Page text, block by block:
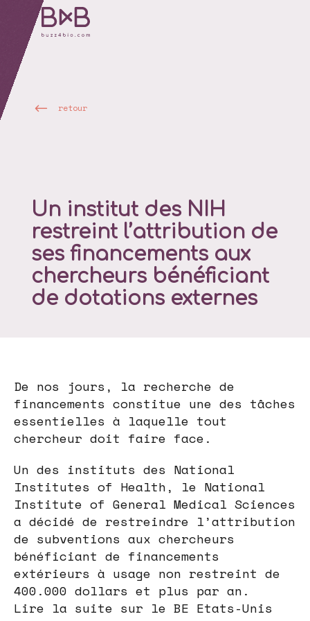
retour
Un institut des NIH
restreint l’attribution de
ses financements aux
chercheurs bénéficiant
de dotations externes
De nos jours, la recherche de
financements constitue une des tâches
essentielles à laquelle tout
chercheur doit faire face.
Un des instituts des National
Institutes of Health, le National
Institute of General Medical Sciences
a décidé de restreindre l’attribution
de subventions aux chercheurs
bénéficiant de financements
extérieurs à usage non restreint de
400.000 dollars et plus par an.
Lire la suite sur le BE Etats-Unis